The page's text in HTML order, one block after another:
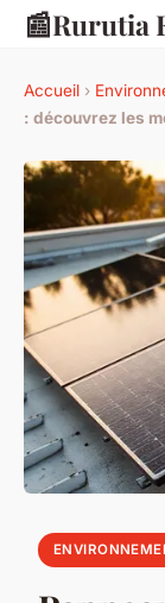
📰Rurutia
Accueil ›
: découvrez les